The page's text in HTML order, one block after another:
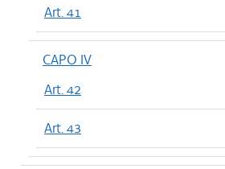
Art. 41
CAPO IV
Art. 42
Art. 43